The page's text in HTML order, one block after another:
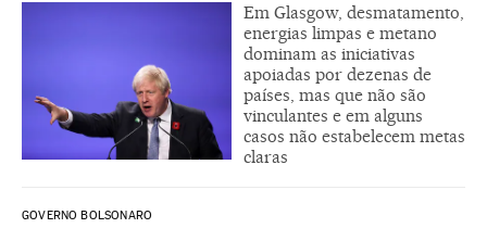
Em Glasgow, desmatamento,
energias limpas e metano
dominam as iniciativas
apoiadas por dezenas de
países, mas que não são
vinculantes e em alguns
casos não estabelecem metas
claras
GOVERNO BOLSONARO